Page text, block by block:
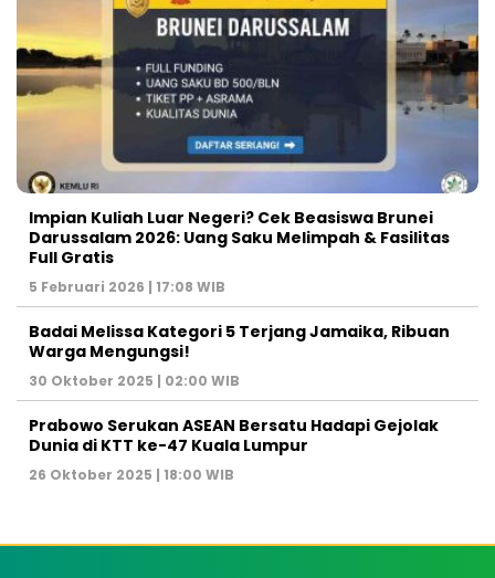
Impian Kuliah Luar Negeri? Cek Beasiswa Brunei
Darussalam 2026: Uang Saku Melimpah & Fasilitas
Full Gratis
5 Februari 2026 | 17:08 WIB
Badai Melissa Kategori 5 Terjang Jamaika, Ribuan
Warga Mengungsi!
30 Oktober 2025 | 02:00 WIB
Prabowo Serukan ASEAN Bersatu Hadapi Gejolak
Dunia di KTT ke-47 Kuala Lumpur
26 Oktober 2025 | 18:00 WIB